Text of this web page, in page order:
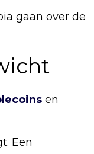
gaan over de
en
Een